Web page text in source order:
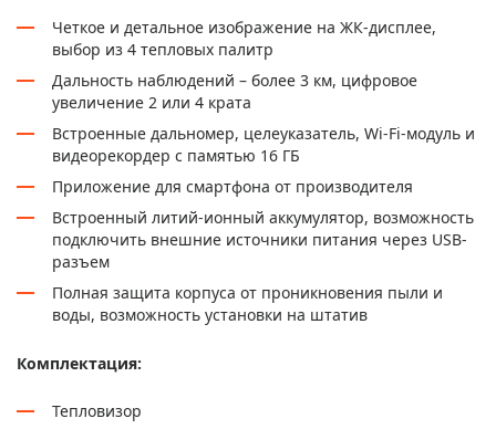
Четкое и детальное изображение на ЖК-дисплее,
выбор из 4 тепловых палитр
Дальность наблюдений – более 3 км, цифровое
увеличение 2 или 4 крата
Встроенные дальномер, целеуказатель, Wi-Fi-модуль и
видеорекордер с памятью 16 ГБ
Приложение для смартфона от производителя
Встроенный литий-ионный аккумулятор, возможность
подключить внешние источники питания через USB-
разъем
Полная защита корпуса от проникновения пыли и
воды, возможность установки на штатив
Комплектация:
Тепловизор